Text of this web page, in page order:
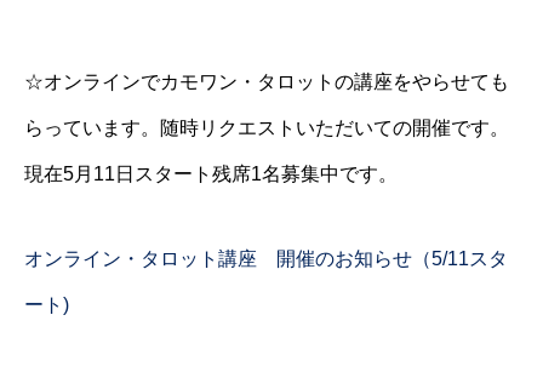
☆オンラインでカモワン・タロットの講座をやらせても
らっています。随時リクエストいただいての開催です。
現在5月11日スタート残席1名募集中です。
オンライン・タロット講座 開催のお知らせ（5/11スタ
ート)